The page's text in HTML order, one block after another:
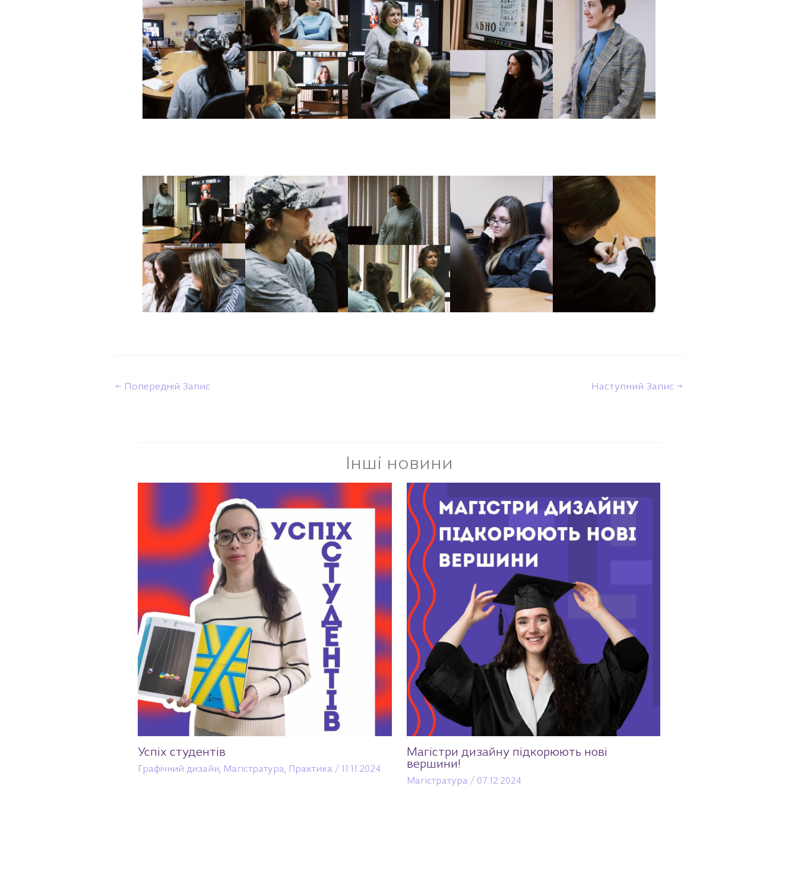
← Попередній Запис Наступний Запис →
Інші новини
Успіх студентів
Графічний дизайн Магістратура Практика / 11.11.2024
Магістри дизайну підкорюють нові
вершини!
Магістратура / 07.12.2024